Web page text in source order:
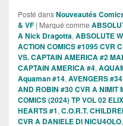
Posté dansNouveautés
& VF | Marqué comme
A Nick Dragotta, ABSOLUTE
ACTION COMICS #1095 CVR
VS. CAPTAIN AMERICA #2
CAPTAIN AMERICA #4,
Aquaman #14, AVENGERS
AND ROBIN #30 CVR A NIMIT
COMICS (2024) TP VOL 02
HEARTS #1, C.O.R.T.
CVR A DANIELE DI NICU4OLO,